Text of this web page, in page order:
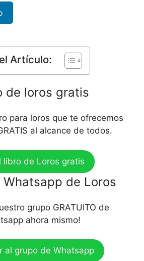
Artículo:
de loros gratis
para loros que te ofrecemos
al alcance de todos.
libro de Loros gratis
Whatsapp de Loros
grupo GRATUITO de
ahora mismo!
al grupo de Whatsapp